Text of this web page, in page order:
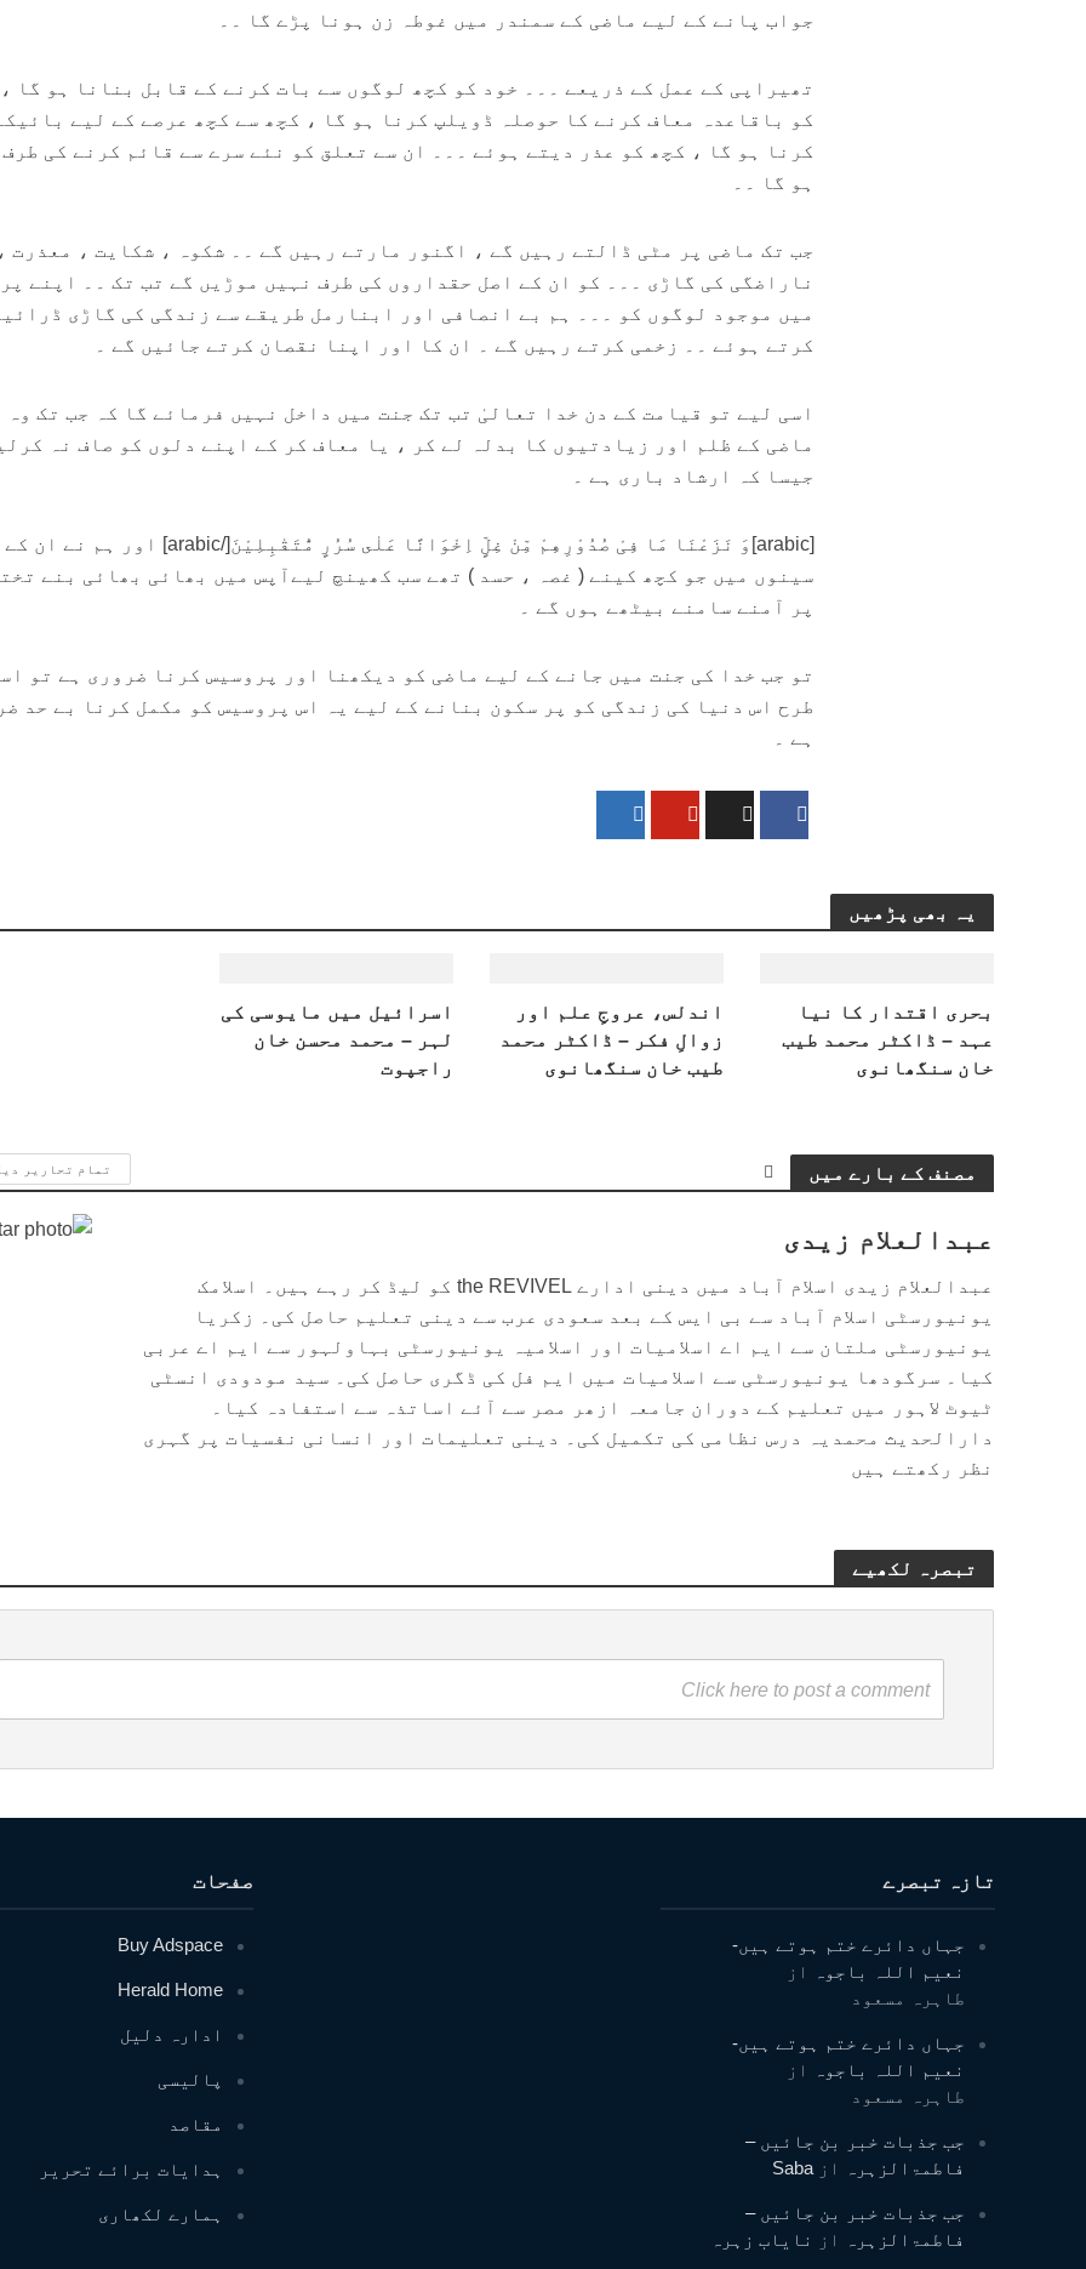
جواب پانے کے لیے ماضی کے سمندر میں غوطہ زن ہونا پڑے گا ۔۔
تھیراپی کے عمل کے ذریعے ۔۔۔ خود کو کچھ لوگوں سے بات کرنے کے قابل بنانا ہو گا
کو باقاعدہ معاف کرنے کا حوصلہ ڈویلپ کرنا ہو گا ، کچھ سے کچھ عرصے کے لیے
کرنا ہو گا ، کچھ کو عذر دیتے ہوئے ۔۔۔ ان سے تعلق کو نئے سرے سے قائم کرنے کی طرف
ہو گا ۔۔
جب تک ماضی پر مٹی ڈالتے رہیں گے ، اگنور مارتے رہیں گے ۔۔ شکوہ ، شکایت ، معذرت ،
ناراضگی کی گاڑی ۔۔۔ کو ان کے اصل حقداروں کی طرف نہیں موڑیں گے تب تک ۔۔ اپنے
میں موجود لوگوں کو ۔۔۔ ہم بے انصافی اور ابنارمل طریقے سے زندگی کی گاڑی
کرتے ہوئے ۔۔ زخمی کرتے رہیں گے ۔ ان کا اور اپنا نقصان کرتے جائیں گے ۔
اسی لیے تو قیامت کے دن خدا تعالیٰ تب تک جنت میں داخل نہیں فرمائے گا کہ جب تک وہ
ماضی کے ظلم اور زیادتیوں کا بدلہ لے کر ، یا معاف کر کے اپنے دلوں کو صاف نہ
جیسا کہ ارشاد باری ہے ۔
[arabic]وَ نَزَعْنَا مَا فِیْ صُدُوْرِهِمْ مِّنْ غِلٍّ اِخْوَانًا عَلٰى سُرُرٍ مُّتَقٰبِلِیْنَ[/arabic] اور ہم نے ان کے
سینوں میں جو کچھ کینے ( غصہ ، حسد ) تھے سب کھینچ لیےآپس میں بھائی بھائی بنے
پر آمنے سامنے بیٹھے ہوں گے ۔
تو جب خدا کی جنت میں جانے کے لیے ماضی کو دیکھنا اور پروسیس کرنا ضروری ہے تو
طرح اس دنیا کی زندگی کو پر سکون بنانے کے لیے یہ اس پروسیس کو مکمل کرنا بے حد
ہے ۔
یہ بھی پڑھیں
بحری اقتدار کا نیا
عہد – ڈاکٹر محمد طیب
خان سنگھانوی
اندلس، عروجِ علم اور
زوالِ فکر – ڈاکٹر محمد
طیب خان سنگھانوی
اسرائیل میں مایوسی کی
لہر – محمد محسن خان
راجپوت
مصنف کے بارے میں تمام تحاریر
عبدالعلام زیدی
عبدالعلام زیدی اسلام آباد میں دینی ادارے the REVIVEL کو لیڈ کر رہے ہیں۔ اسلامک
یونیورسٹی اسلام آباد سے بی ایس کے بعد سعودی عرب سے دینی تعلیم حاصل کی۔ زکریا
یونیورسٹی ملتان سے ایم اے اسلامیات اور اسلامیہ یونیورسٹی بہاولہور سے ایم اے عربی
کیا۔ سرگودھا یونیورسٹی سے اسلامیات میں ایم فل کی ڈگری حاصل کی۔ سید مودودی انسٹی
ٹیوٹ لاہور میں تعلیم کے دوران جامعہ ازھر مصر سے آئے اساتذہ سے استفادہ کیا۔
دارالحدیث محمدیہ درس نظامی کی تکمیل کی۔ دینی تعلیمات اور انسانی نفسیات پر گہری
نظر رکھتے ہیں
تبصرہ لکھیے
Click here to post a comment
صفحات
Buy Adspace
Herald Home
ادارہ دلیل
پالیسی
مقاصد
ہدایات برائے تحریر
ہمارے لکھاری
تازہ تبصرے
جہاں دائرے ختم ہوتے ہیں-
نعیم اللہ باجوہ
از
طاہرہ مسعود
جہاں دائرے ختم ہوتے ہیں-
نعیم اللہ باجوہ
از
طاہرہ مسعود
جب جذبات خبر بن جائیں –
فاطمۃالزہرہ
ازSaba
جب جذبات خبر بن جائیں –
فاطمۃالزہرہ
از نایاب زہرہ